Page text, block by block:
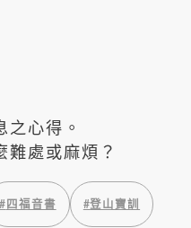
之心得。
難處或麻煩？
# 四福音書 #登山寶訓